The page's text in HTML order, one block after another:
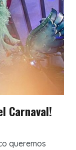
Carnaval!
queremos